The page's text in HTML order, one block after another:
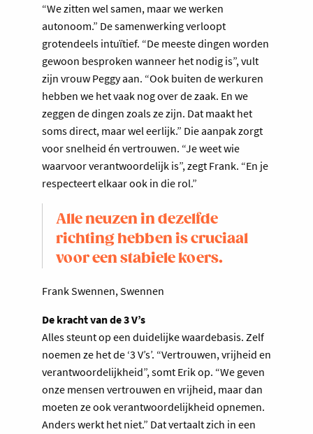
“We zitten wel samen, maar we werken
autonoom.” De samenwerking verloopt
grotendeels intuïtief. “De meeste dingen worden
gewoon besproken wanneer het nodig is”, vult
zijn vrouw Peggy aan. “Ook buiten de werkuren
hebben we het vaak nog over de zaak. En we
zeggen de dingen zoals ze zijn. Dat maakt het
soms direct, maar wel eerlijk.” Die aanpak zorgt
voor snelheid én vertrouwen. “Je weet wie
waarvoor verantwoordelijk is”, zegt Frank. “En je
respecteert elkaar ook in die rol.”
Alle neuzen in dezelfde
richting hebben is cruciaal
voor een stabiele koers.
Frank Swennen, Swennen
De kracht van de 3 V’s
Alles steunt op een duidelijke waardebasis. Zelf
noemen ze het de ‘3 V’s’. “Vertrouwen, vrijheid en
verantwoordelijkheid”, somt Erik op. “We geven
onze mensen vertrouwen en vrijheid, maar dan
moeten ze ook verantwoordelijkheid opnemen.
Anders werkt het niet.” Dat vertaalt zich in een